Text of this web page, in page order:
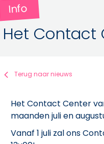
Info
Het Contact
Terug naar nieuws
Het Contact Center
maanden juli en
Vanaf 1 juli zal ons